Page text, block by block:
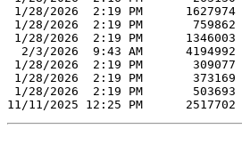
1/28/2026  2:19 PM      1627974
1/28/2026  2:19 PM       759862
1/28/2026  2:19 PM      1346003
  2/3/2026  9:43 AM      4194992
1/28/2026  2:19 PM       309077
1/28/2026  2:19 PM       373169
1/28/2026  2:19 PM       503693
11/11/2025 12:25 PM      2517702